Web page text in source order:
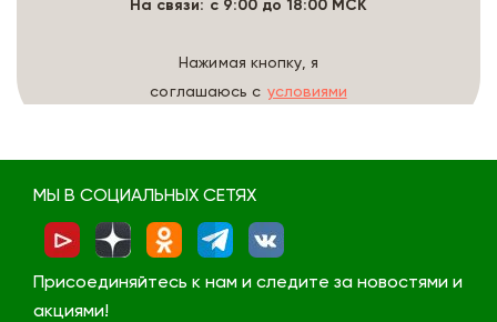
На связи: с 9:00 до 18:00 МСК
Нажимая кнопку, я
соглашаюсь с условиями
МЫ В СОЦИАЛЬНЫХ СЕТЯХ
Присоединяйтесь к нам и следите за новостями и
акциями!